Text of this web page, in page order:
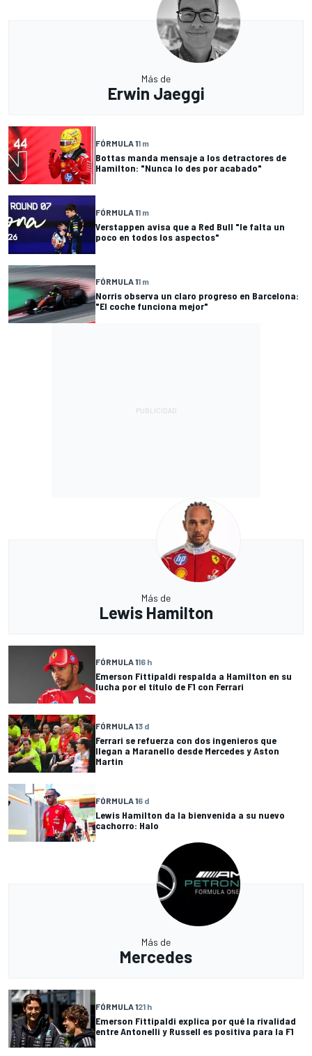
Más de
Erwin Jaeggi
FÓRMULA 11 m
Bottas manda mensaje a los detractores de
Hamilton: "Nunca lo des por acabado"
FÓRMULA 11 m
Verstappen avisa que a Red Bull "le falta un
poco en todos los aspectos"
FÓRMULA 11 m
Norris observa un claro progreso en Barcelona:
"El coche funciona mejor"
Más de
Lewis Hamilton
FÓRMULA 116 h
Emerson Fittipaldi respalda a Hamilton en su
lucha por el título de F1 con Ferrari
FÓRMULA 13 d
Ferrari se refuerza con dos ingenieros que
llegan a Maranello desde Mercedes y Aston
Martin
FÓRMULA 16 d
Lewis Hamilton da la bienvenida a su nuevo
cachorro: Halo
Más de
Mercedes
FÓRMULA 121 h
Emerson Fittipaldi explica por qué la rivalidad
entre Antonelli y Russell es positiva para la F1